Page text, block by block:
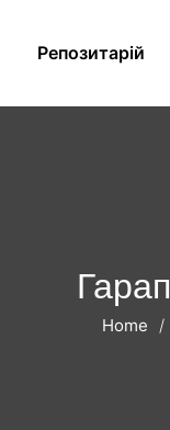
Репозитарій
Home